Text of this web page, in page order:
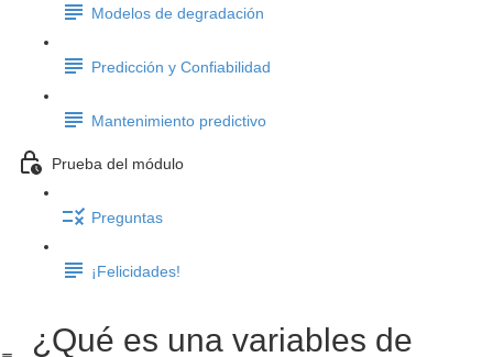
Modelos de degradación
Predicción y Confiabilidad
Mantenimiento predictivo
Prueba del módulo
Preguntas
¡Felicidades!
¿Qué es una variables de